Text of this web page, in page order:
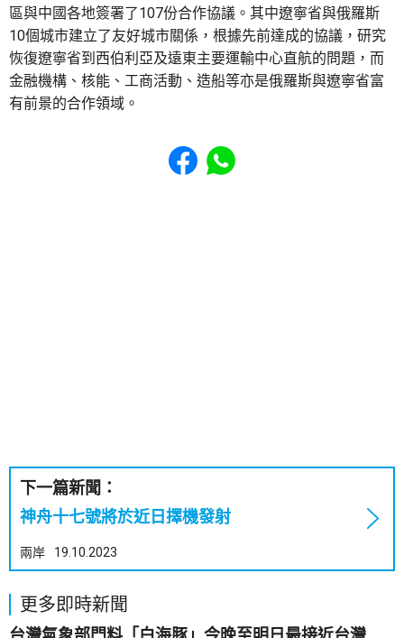
區與中國各地簽署了107份合作協議。其中遼寧省與俄羅斯
10個城市建立了友好城市關係，根據先前達成的協議，研究
恢復遼寧省到西伯利亞及遠東主要運輸中心直航的問題，而
金融機構、核能、工商活動、造船等亦是俄羅斯與遼寧省富
有前景的合作領域。
Share to Facebook
Share to WhatsApp
下一篇新聞：
神舟十七號將於近日擇機發射
兩岸 19.10.2023
更多即時新聞